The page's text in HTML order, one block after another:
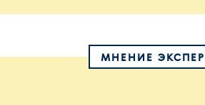
МНЕНИЕ